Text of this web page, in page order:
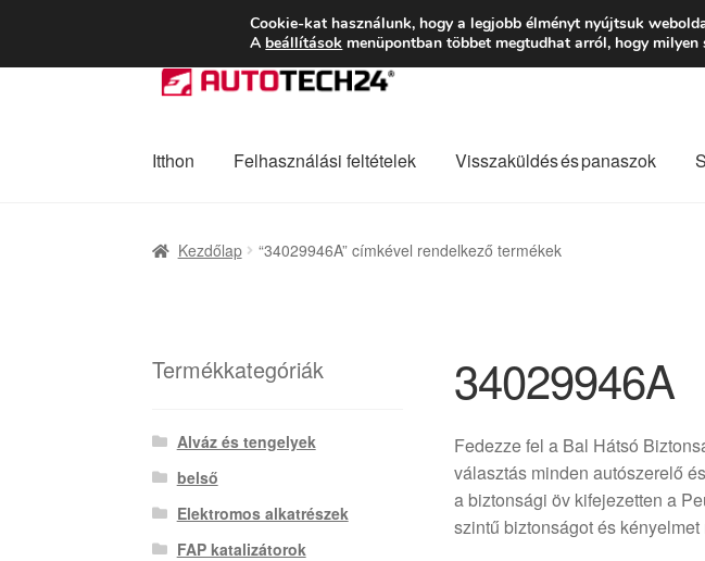
SZÁLLÍTÁS 2618 Ft-tól
Ugrás
a
Kilépés
a
Itthon Felhasználási feltételek Visszaküldés és panaszok
Kezdőlap “34029946A” címkével rendelkező termékek
34029946A
Fedezze fel a Bal Hátsó
választás minden autószerelő
a biztonsági öv kifejezetten a
szintű biztonságot és
Termékkategóriák
Alváz és tengelyek
belső
Elektromos alkatrészek
FAP katalizátorok
Cookie-kat használunk, hogy a legjobb élményt nyújtsuk
A beállítások menüpontban többet megtudhat arról, hogy